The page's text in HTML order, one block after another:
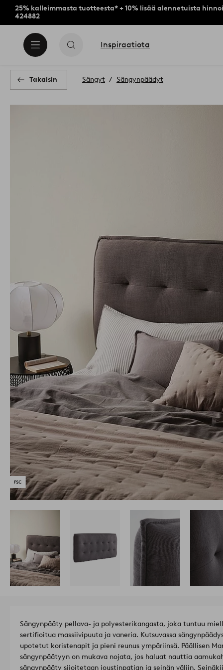
25% kalleimmasta tuotteesta* + 10% lisää alennetuista
424882
Inspiraatiota
Takaisin Sängyt Sängynpäädyt
Sängynpääty pellava- ja polyesterikangasta, joka tuntuu
sertifioitua massiivipuuta ja vaneria. Kutsuvassa
upotetut koristenapit ja pieni reunus ympäriinsä. Päällisen
sängynpäätyyn on mukava nojata, jos haluat nauttia
sängynpääty sijoitetaan joustinpatjan ja seinän väliin.